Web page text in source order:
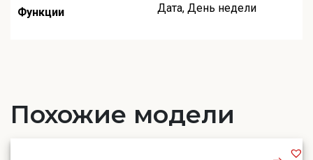
Функции Дата, День недели
Похожие модели